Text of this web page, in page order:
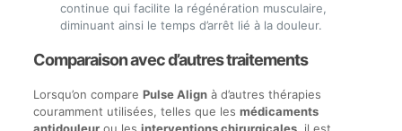
continue qui facilite la régénération musculaire,
diminuant ainsi le temps d’arrêt lié à la douleur.
Comparaison avec d’autres traitements
Lorsqu’on compare Pulse Alignà d’autres thérapies
couramment utilisées, telles que les médicaments